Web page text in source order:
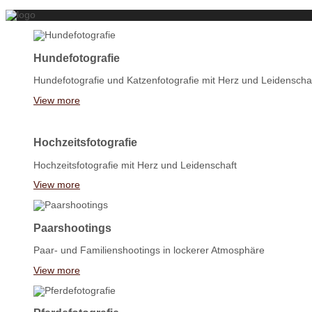
Hundefotografie
Hundefotografie und Katzenfotografie mit Herz und
View more
Hochzeitsfotografie
Hochzeitsfotografie mit Herz und Leidenschaft
View more
Paarshootings
Paar- und Familienshootings in lockerer Atmosphäre
View more